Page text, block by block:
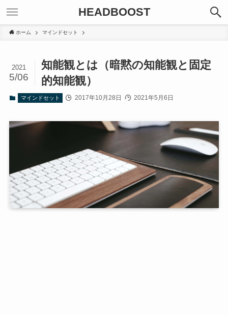
HEADBOOST
ホーム マインドセット
知能観とは（暗黙の知能観と固定
的知能観）
2021
5/06
マインドセット 2017年10月28日 2021年5月6日